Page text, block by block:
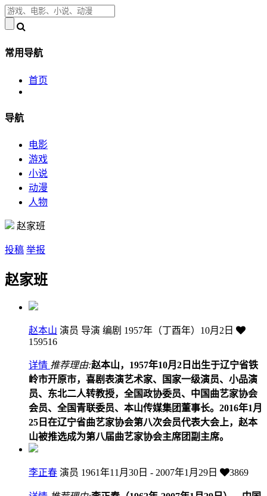
常用导航
首页
导航
电影
游戏
小说
动漫
人物
赵家班
投稿 举报
赵家班
赵本山 演员 导演 编剧 1957年（丁酉年）10月2日
159516
详情 推荐理由:赵本山，1957年10月2日出生于辽宁省铁
岭市开原市，喜剧表演艺术家、国家一级演员、小品演
员、东北二人转教授，全国政协委员、中国曲艺家协会
会员、全国青联委员、本山传媒集团董事长。2016年1月
25日在辽宁省曲艺家协会第八次会员代表大会上，赵本
山被推选成为第八届曲艺家协会主席团副主席。
李正春 演员 1961年11月30日 - 2007年1月29日 3869